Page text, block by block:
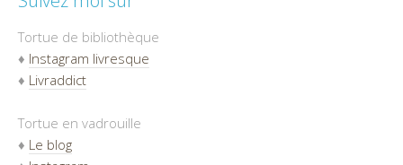
Tortue de bibliothèque
♦ Instagram livresque
♦ Livraddict
Tortue en vadrouille
♦ Le blog